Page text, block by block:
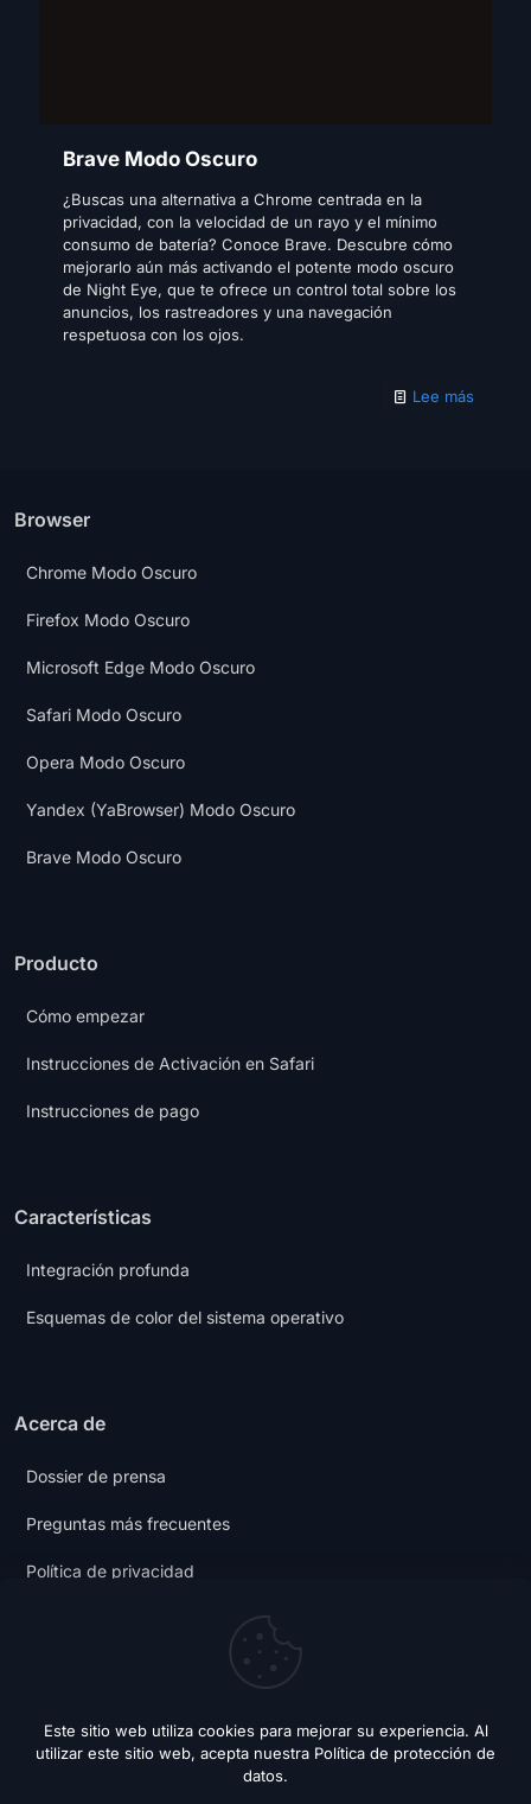
Brave Modo Oscuro
¿Buscas una alternativa a Chrome centrada en la
privacidad, con la velocidad de un rayo y el mínimo
consumo de batería? Conoce Brave. Descubre cómo
mejorarlo aún más activando el potente modo oscuro
de Night Eye, que te ofrece un control total sobre los
anuncios, los rastreadores y una navegación
respetuosa con los ojos.
Lee más
Browser
Chrome Modo Oscuro
Firefox Modo Oscuro
Microsoft Edge Modo Oscuro
Safari Modo Oscuro
Opera Modo Oscuro
Yandex (YaBrowser) Modo Oscuro
Brave Modo Oscuro
Producto
Cómo empezar
Instrucciones de Activación en Safari
Instrucciones de pago
Características
Integración profunda
Esquemas de color del sistema operativo
Acerca de
Dossier de prensa
Preguntas más frecuentes
Política de privacidad
Este sitio web utiliza cookies para mejorar su experiencia. Al
utilizar este sitio web, acepta nuestra Política de protección de
datos.